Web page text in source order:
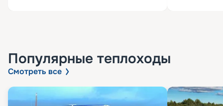
Популярные теплоходы
Смотреть все